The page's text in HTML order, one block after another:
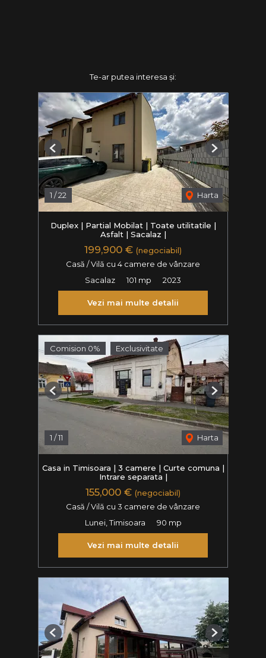
Te-ar putea interesa și:
1 /22 Harta
Previous Next
Duplex | Partial Mobilat | Toate utilitatile |
Asfalt | Sacalaz |
199,900 € (negociabil)
Casă / Vilă cu 4 camere de vânzare
Sacalaz
101 mp 2023
Vezi mai multe detalii
Comision 0% Exclusivitate
1 /11 Harta
Previous Next
Casa in Timisoara | 3 camere | Curte comuna |
Intrare separata |
155,000 € (negociabil)
Casă / Vilă cu 3 camere de vânzare
Lunei, Timisoara
90 mp
Vezi mai multe detalii
Previous Next